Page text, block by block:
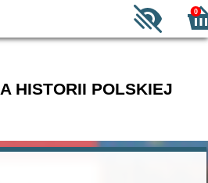
0
HISTORII POLSKIEJ